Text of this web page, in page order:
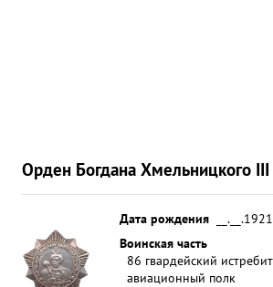
Орден Богдана Хмельницкого III
Дата рождения
__.__.1921
Воинская часть
86 гвардейский
авиационный полк